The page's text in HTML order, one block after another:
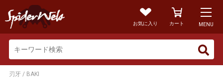
お気に入り カート MENU
刃牙 / BAKI